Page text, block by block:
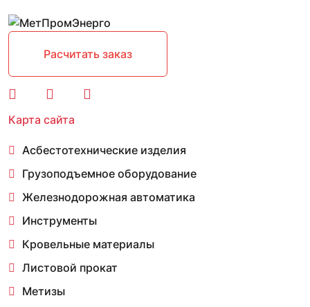
Расчитать заказ
Карта сайта
Асбестотехнические изделия
Грузоподъемное оборудование
Железнодорожная автоматика
Инструменты
Кровельные материалы
Листовой прокат
Метизы